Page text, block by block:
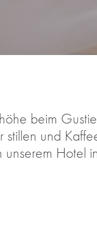
beim
und
Hotel